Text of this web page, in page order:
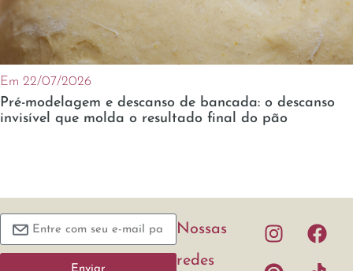
Em 22/07/2026
Pré-modelagem e descanso de bancada: o descanso
invisível que molda o resultado final do pão
Nossas
redes